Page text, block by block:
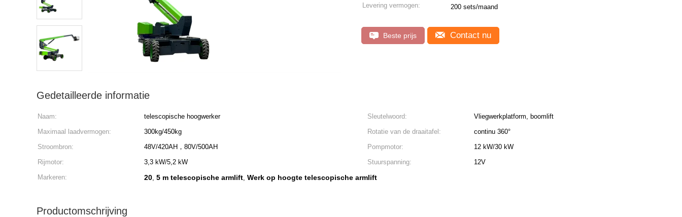
Levering vermogen: 200 sets/maand
Beste prijs Contact nu
Gedetailleerde informatie
Naam: telescopische hoogwerker Sleutelwoord:
Vliegwerkplatform, boomlift
Maximaal laadvermogen:
300kg/450kg Rotatie van de draaitafel:
continu 360°
Stroombron:
48V/420AH，80V/500AH Pompmotor:
12 kW/30 kW
Rijmotor:
3,3 kW/5,2 kW Stuurspanning:
12V
Markeren:
20, 5 m telescopische armlift, Werk op hoogte telescopische armlift
Productomschrijving